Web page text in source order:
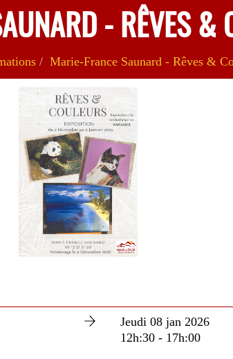
- RÊVES &
Marie-France Saunard - Rêves &
Jeudi 08 jan 2026
12h:30 - 17h:00